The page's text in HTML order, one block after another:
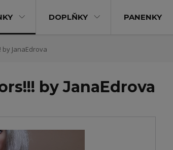
DOPLŇKY PANENKY
JanaEdrova
by JanaEdrova